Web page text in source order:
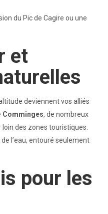
du Pic de Cagire ou une
et
deviennent vos alliés
Comminges, de nombreux
des zones touristiques.
l’eau, entouré seulement
pour les